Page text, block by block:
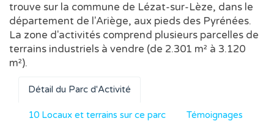
trouve sur la commune de Lézat-sur-Lèze, dans le
département de l'Ariège, aux pieds des Pyrénées.
La zone d'activités comprend plusieurs parcelles de
terrains industriels à vendre (de 2.301 m² à 3.120
m²).
Détail du Parc d'Activité
10 Locaux et terrains sur ce parc Témoignages